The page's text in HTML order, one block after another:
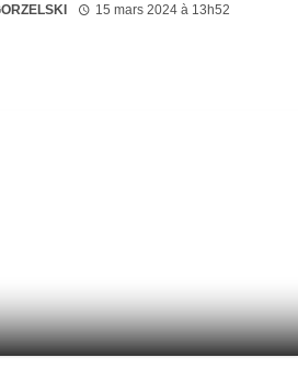
15 mars 2024 à 13h52